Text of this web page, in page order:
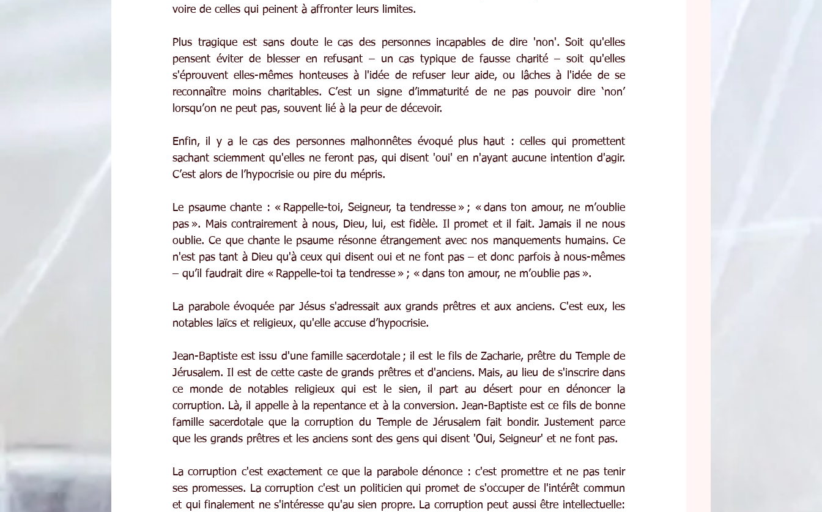
voire de celles qui peinent à affronter leurs limites.
Plus tragique est sans doute le cas des personnes incapables de dire 'non'. Soit qu'elles
pensent éviter de blesser en refusant – un cas typique de fausse charité – soit qu'elles
s'éprouvent elles-mêmes honteuses à l'idée de refuser leur aide, ou lâches à l'idée de se
reconnaître moins charitables. C’est un signe d’immaturité de ne pas pouvoir dire ‘non’
lorsqu’on ne peut pas, souvent lié à la peur de décevoir.
Enfin, il y a le cas des personnes malhonnêtes évoqué plus haut : celles qui promettent
sachant sciemment qu'elles ne feront pas, qui disent 'oui' en n'ayant aucune intention d'agir.
C’est alors de l’hypocrisie ou pire du mépris.
Le psaume chante : « Rappelle-toi, Seigneur, ta tendresse » ; « dans ton amour, ne m’oublie
pas ». Mais contrairement à nous, Dieu, lui, est fidèle. Il promet et il fait. Jamais il ne nous
oublie. Ce que chante le psaume résonne étrangement avec nos manquements humains. Ce
n'est pas tant à Dieu qu'à ceux qui disent oui et ne font pas – et donc parfois à nous-mêmes
– qu’il faudrait dire « Rappelle-toi ta tendresse » ; « dans ton amour, ne m’oublie pas ».
La parabole évoquée par Jésus s'adressait aux grands prêtres et aux anciens. C'est eux, les
notables laïcs et religieux, qu'elle accuse d’hypocrisie.
Jean-Baptiste est issu d'une famille sacerdotale ; il est le fils de Zacharie, prêtre du Temple de
Jérusalem. Il est de cette caste de grands prêtres et d'anciens. Mais, au lieu de s'inscrire dans
ce monde de notables religieux qui est le sien, il part au désert pour en dénoncer la
corruption. Là, il appelle à la repentance et à la conversion. Jean-Baptiste est ce fils de bonne
famille sacerdotale que la corruption du Temple de Jérusalem fait bondir. Justement parce
que les grands prêtres et les anciens sont des gens qui disent 'Oui, Seigneur' et ne font pas.
La corruption c'est exactement ce que la parabole dénonce : c'est promettre et ne pas tenir
ses promesses. La corruption c'est un politicien qui promet de s'occuper de l'intérêt commun
et qui finalement ne s'intéresse qu'au sien propre. La corruption peut aussi être intellectuelle: